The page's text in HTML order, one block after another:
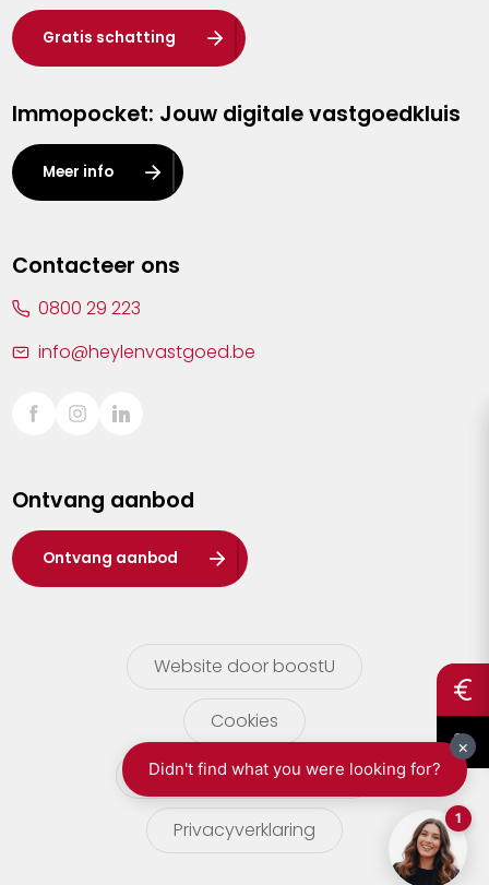
Heist-op-den-Berg
Herentals
Kalmthout
Leuven
Lier
Sint-Truiden
Waasland
Wuustwezel
Zoersel
Gratis schatting
Immopocket: Jouw digitale vastgoedkluis
Meer info
Contacteer ons
0800 29 223
info@heylenvastgoed.be
Ontvang aanbod
Ontvang aanbod
Website door boostU
Cookies
gebruikersvoorwaarden
Privacyverklaring